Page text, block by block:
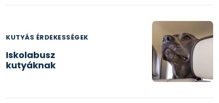
KUTYÁS ÉRDEKESSÉGEK
Iskolabusz
kutyáknak